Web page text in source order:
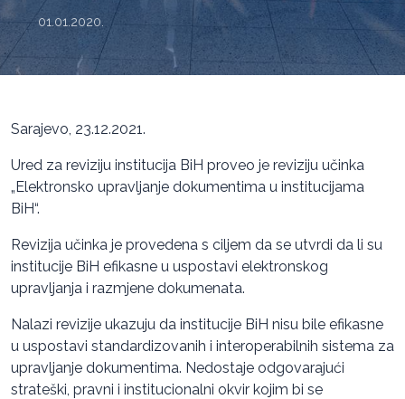
01.01.2020.
Sarajevo, 23.12.2021.
Ured za reviziju institucija BiH proveo je reviziju učinka
„Elektronsko upravljanje dokumentima u institucijama
BiH“.
Revizija učinka je provedena s ciljem da se utvrdi da li su
institucije BiH efikasne u uspostavi elektronskog
upravljanja i razmjene dokumenata.
Nalazi revizije ukazuju da institucije BiH nisu bile efikasne
u uspostavi standardizovanih i interoperabilnih sistema za
upravljanje dokumentima. Nedostaje odgovarajući
strateški, pravni i institucionalni okvir kojim bi se